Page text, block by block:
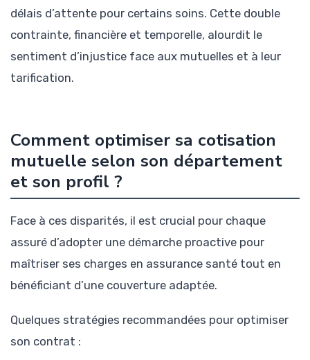
délais d’attente pour certains soins. Cette double
contrainte, financière et temporelle, alourdit le
sentiment d’injustice face aux mutuelles et à leur
tarification.
Comment optimiser sa cotisation
mutuelle selon son département
et son profil ?
Face à ces disparités, il est crucial pour chaque
assuré d’adopter une démarche proactive pour
maîtriser ses charges en assurance santé tout en
bénéficiant d’une couverture adaptée.
Quelques stratégies recommandées pour optimiser
son contrat :